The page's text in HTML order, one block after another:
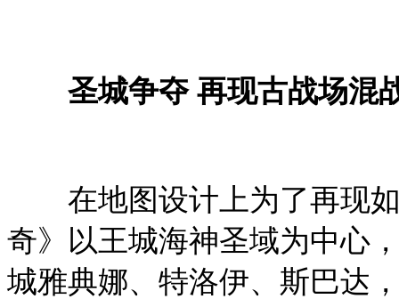
圣城争夺 再现古战场混
在地图设计上为了再现如
奇》以王城海神圣域为中心
城雅典娜、特洛伊、斯巴达